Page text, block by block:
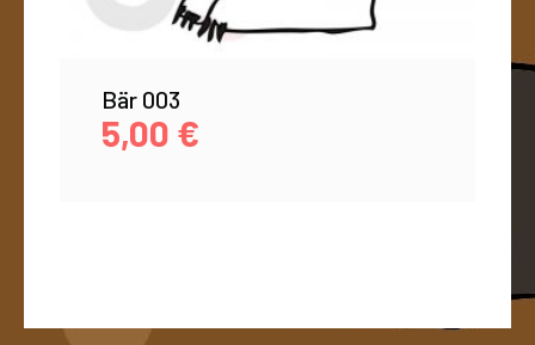
Bär 003
5,00 €